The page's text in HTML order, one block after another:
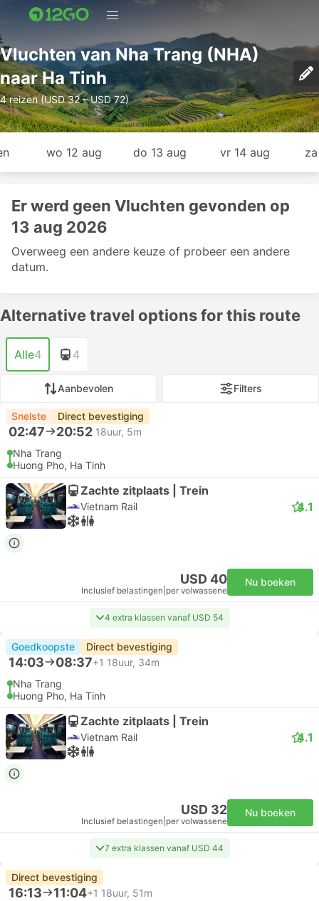
Vluchten van Nha Trang (NHA)
naar Ha Tinh
4 reizen (USD 32 – USD 72)
wo 12 aug do 13 aug vr 14 aug
Er werd geen Vluchten gevonden op
13 aug 2026
Overweeg een andere keuze of probeer een andere
datum.
Alternative travel options for this route
Alle4 4
Aanbevolen Filters
Snelste Direct bevestiging
02:47 20:52 18uur, 5m
Nha Trang
Huong Pho, Ha Tinh
Zachte zitplaats | Trein
Vietnam Rail 4.1
USD 40
Inclusief belastingen per volwassene
Nu boeken
4 extra klassen vanaf USD 54
Goedkoopste Direct bevestiging
14:03 08:37+1 18uur, 34m
Nha Trang
Huong Pho, Ha Tinh
Zachte zitplaats | Trein
Vietnam Rail 4.1
USD 32
Inclusief belastingen per volwassene
Nu boeken
7 extra klassen vanaf USD 44
Direct bevestiging
16:13 11:04+1 18uur, 51m